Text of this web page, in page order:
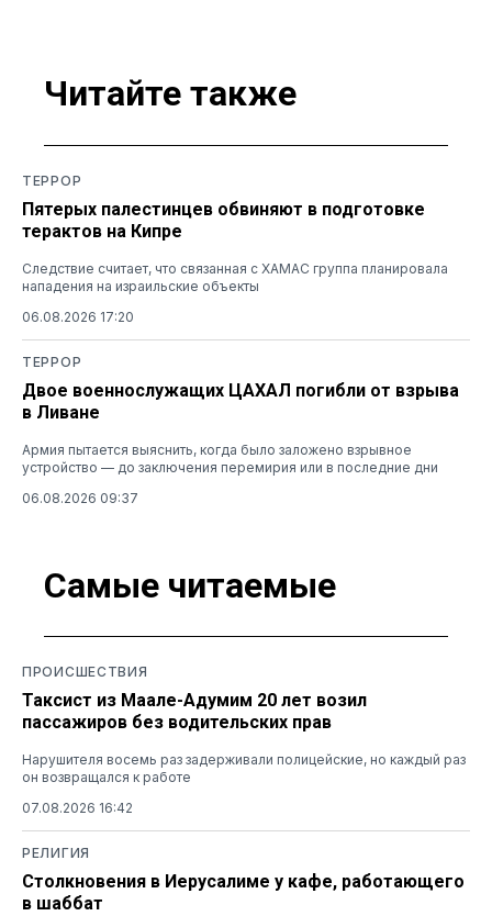
Читайте также
ТЕРРОР
Пятерых палестинцев обвиняют в подготовке
терактов на Кипре
Следствие считает, что связанная с ХАМАС группа планировала
нападения на израильские объекты
06.08.2026 17:20
ТЕРРОР
Двое военнослужащих ЦАХАЛ погибли от взрыва
в Ливане
Армия пытается выяснить, когда было заложено взрывное
устройство — до заключения перемирия или в последние дни
06.08.2026 09:37
Самые читаемые
ПРОИСШЕСТВИЯ
Таксист из Маале-Адумим 20 лет возил
пассажиров без водительских прав
Нарушителя восемь раз задерживали полицейские, но каждый раз
он возвращался к работе
07.08.2026 16:42
РЕЛИГИЯ
Столкновения в Иерусалиме у кафе, работающего
в шаббат